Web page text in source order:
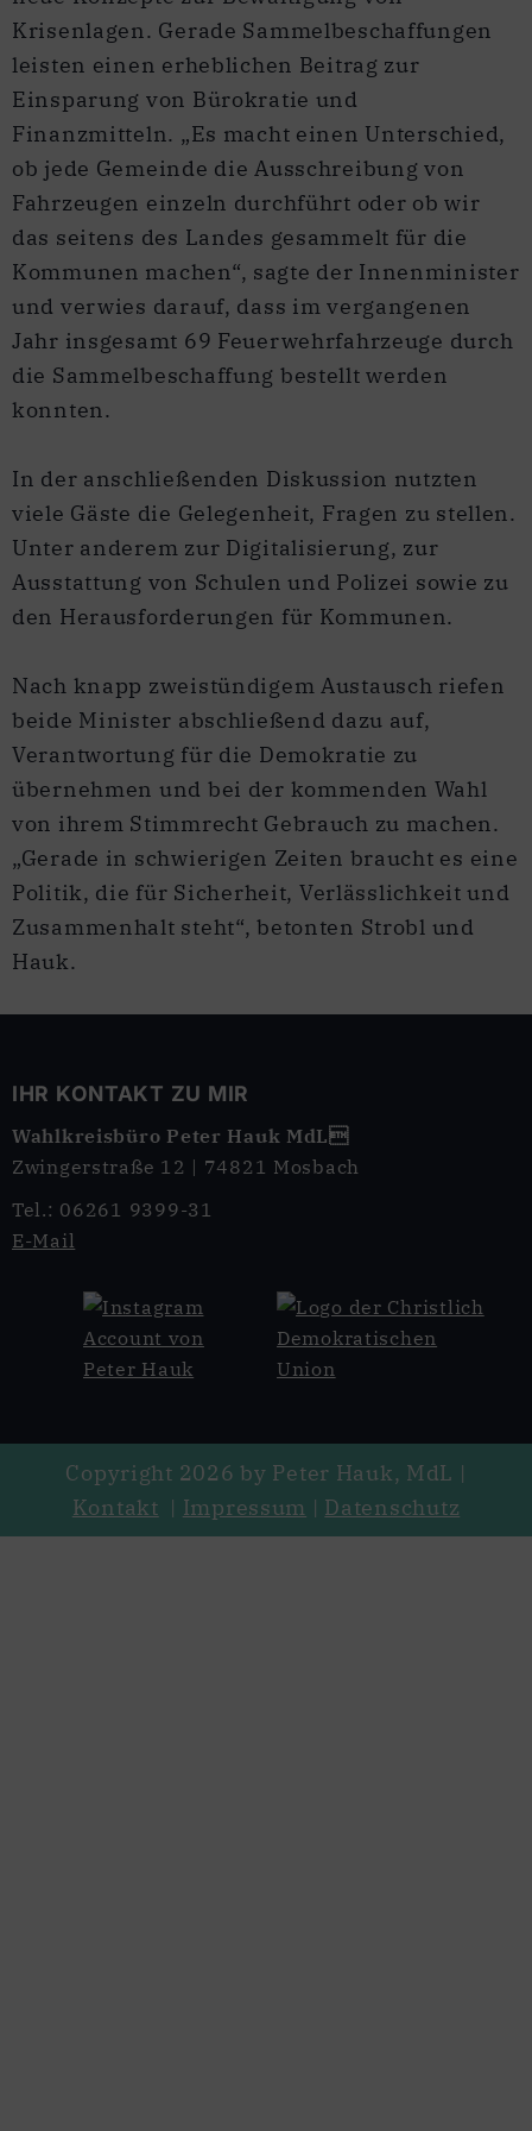
Krisenlagen. Gerade Sammelbeschaffungen
leisten einen erheblichen Beitrag zur
Einsparung von Bürokratie und
Finanzmitteln. „Es macht einen Unterschied,
ob jede Gemeinde die Ausschreibung von
Fahrzeugen einzeln durchführt oder ob wir
das seitens des Landes gesammelt für die
Kommunen machen“, sagte der Innenminister
und verwies darauf, dass im vergangenen
Jahr insgesamt 69 Feuerwehrfahrzeuge durch
die Sammelbeschaffung bestellt werden
konnten.
In der anschließenden Diskussion nutzten
viele Gäste die Gelegenheit, Fragen zu stellen.
Unter anderem zur Digitalisierung, zur
Ausstattung von Schulen und Polizei sowie zu
den Herausforderungen für Kommunen.
Nach knapp zweistündigem Austausch riefen
beide Minister abschließend dazu auf,
Verantwortung für die Demokratie zu
übernehmen und bei der kommenden Wahl
von ihrem Stimmrecht Gebrauch zu machen.
„Gerade in schwierigen Zeiten braucht es eine
Politik, die für Sicherheit, Verlässlichkeit und
Zusammenhalt steht“, betonten Strobl und
Hauk.
IHR KONTAKT ZU MIR
Wahlkreisbüro Peter Hauk MdL
Zwingerstraße 12 | 74821 Mosbach
Tel.: 06261 9399-31
E-Mail
Copyright 2026 by Peter Hauk, MdL |
Kontakt | Impressum | Datenschutz